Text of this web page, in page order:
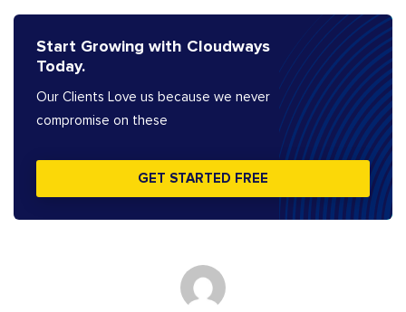
Start Growing with Cloudways
Today.
Our Clients Love us because we never
compromise on these
GET STARTED FREE